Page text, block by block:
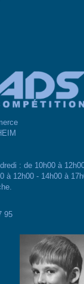
: de 10h00 à
à 12h00 - 14h00 à
95